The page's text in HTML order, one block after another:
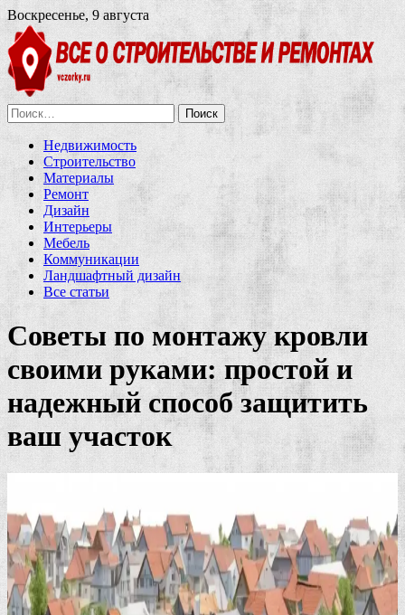
Воскресенье, 9 августа
Найти:
Недвижимость
Строительство
Материалы
Ремонт
Дизайн
Интерьеры
Мебель
Коммуникации
Ландшафтный дизайн
Все статьи
Советы по монтажу кровли
своими руками: простой и
надежный способ защитить
ваш участок